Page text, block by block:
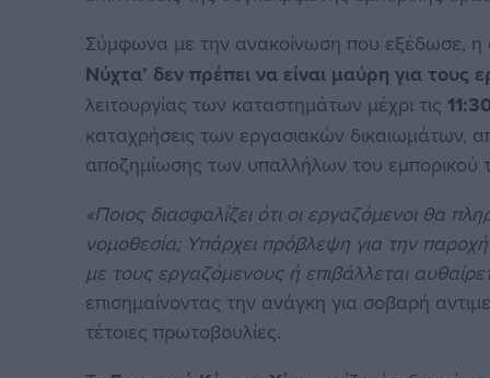
Σύμφωνα με την ανακοίνωση που εξέδωσε, η
Νύχτα’ δεν πρέπει να είναι μαύρη για τους
λειτουργίας των καταστημάτων μέχρι τις
καταχρήσεις των εργασιακών δικαιωμάτων,
αποζημίωσης των υπαλλήλων του εμπορικού
«Ποιος διασφαλίζει ότι οι εργαζόμενοι θα
νομοθεσία; Υπάρχει πρόβλεψη για την
με τους εργαζόμενους ή επιβάλλεται
επισημαίνοντας την ανάγκη για σοβαρή
τέτοιες πρωτοβουλίες.